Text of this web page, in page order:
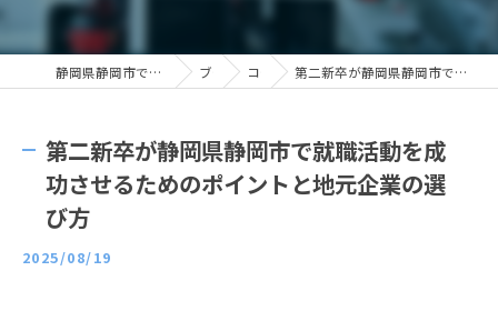
静岡県静岡市で配管工の求人なら有限会社長島設備 ブログ コラム 第二新卒が静岡県静岡市で就職活動を成功させるためのポイントと地元企業の選び方
第二新卒が静岡県静岡市で就職活動を成
功させるためのポイントと地元企業の選
び方
2025/08/19